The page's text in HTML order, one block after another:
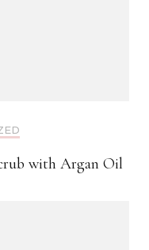
with Argan Oil